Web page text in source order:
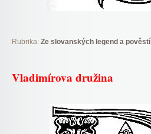
Rubrika: Ze slovanských legend a pověstí
Vladimírova družina